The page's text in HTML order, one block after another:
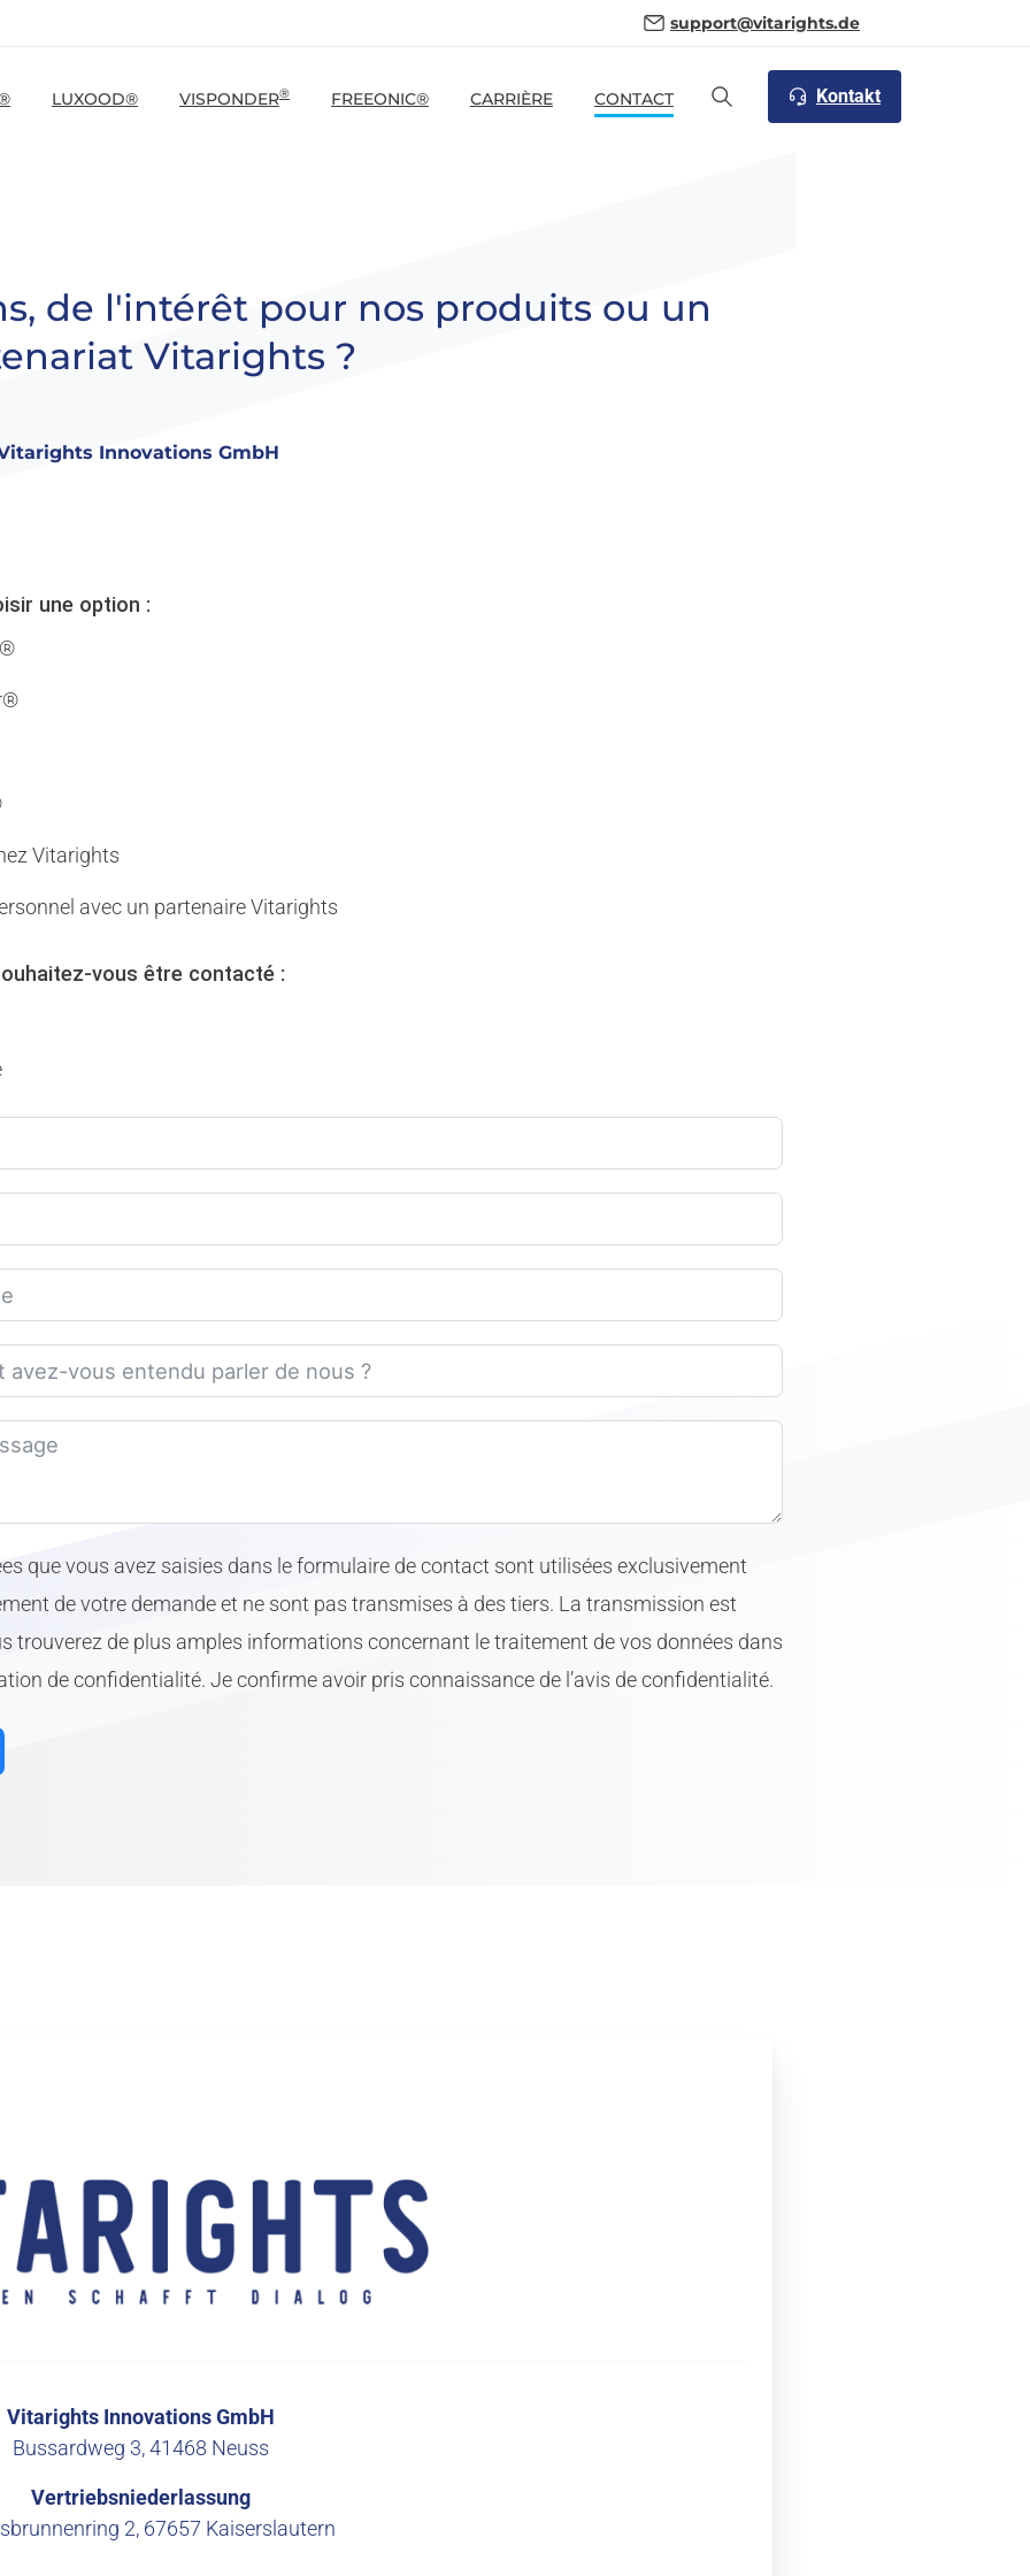
support@vitarights.de
LUXOOD® VISPONDER® FREEONIC® CARRIÈRE CONTACT Kontakt
de l'intérêt pour nos produits ou un
Vitarights ?
Innovations GmbH
une option :
Vitarights
avec un partenaire Vitarights
vous être contacté :
que vous avez saisies dans le formulaire de contact sont utilisées exclusivement
de votre demande et ne sont pas transmises à des tiers. La transmission est
trouverez de plus amples informations concernant le traitement de vos données dans
de confidentialité. Je confirme avoir pris connaissance de l’avis de confidentialité.
Vitarights Innovations GmbH
Bussardweg 3, 41468 Neuss
Vertriebsniederlassung
2, 67657 Kaiserslautern
der Studie – für alle, die
wissen wollen:
befüllt mit dem gleichen Wasser.
wurden je für zwei Stunden auf ein telefonierendes 5G-Smartphone
B, C, D). Probe A kam als Referenzprobe nicht in die Nähe des
oder sonstiger beeinflussender Faktoren.
nur auf das telefonierende Smartphone gelegt.
nach dem Telefonat für zwei Stunden auf das Gerät mit den